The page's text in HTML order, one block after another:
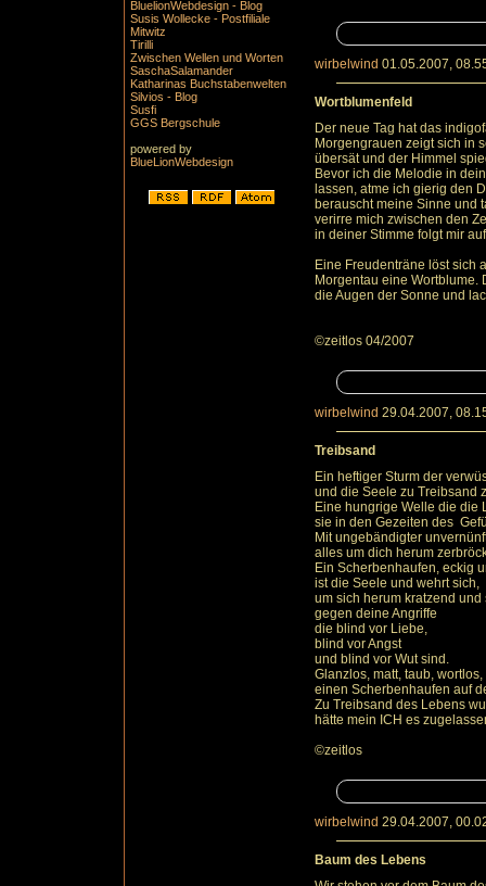
BluelionWebdesign - Blog
Susis Wollecke - Postfiliale
Mitwitz
Tirilli
Zwischen Wellen und Worten
SaschaSalamander
Katharinas Buchstabenwelten
Silvios - Blog
Susfi
GGS Bergschule
powered by
BlueLionWebdesign
wirbelwind 01.05.2007,
Wortblumenfeld
Der neue Tag hat das
Morgengrauen zeigt sich in
übersät und der Himmel
Bevor ich die Melodie in
lassen, atme ich gierig den
berauscht meine Sinne und
verirre mich zwischen den
in deiner Stimme folgt mir
Eine Freudenträne löst sich
Morgentau eine Wortblume.
die Augen der Sonne und
©zeitlos 04/2007
wirbelwind 29.04.2007,
Treibsand
Ein heftiger Sturm der
und die Seele zu Treibsand
Eine hungrige Welle die die
sie in den Gezeiten des
Mit ungebändigter
alles um dich herum
Ein Scherbenhaufen, eckig
ist die Seele und wehrt sich,
um sich herum kratzend
gegen deine Angriffe
die blind vor Liebe,
blind vor Angst
und blind vor Wut sind.
Glanzlos, matt, taub, wortlos,
einen Scherbenhaufen auf
Zu Treibsand des Lebens
hätte mein ICH es
©zeitlos
wirbelwind 29.04.2007,
Baum des Lebens